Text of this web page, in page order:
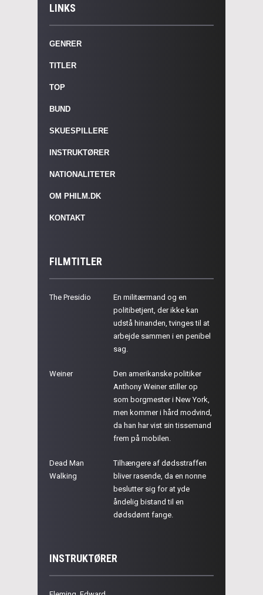
LINKS
GENRER
TITLER
TOP
BUND
SKUESPILLERE
INSTRUKTØRER
NATIONALITETER
OM PHILM.DK
KONTAKT
FILMTITLER
The Presidio
En militærmand og en
politibetjent, der ikke kan
udstå hinanden, tvinges til at
arbejde sammen i en penibel
sag.
Weiner
Den amerikanske politiker
Anthony Weiner stiller op
som borgmester i New York,
men kommer i hård modvind,
da han har vist sin tissemand
frem på mobilen.
Dead Man
Walking
Tilhængere af dødsstraffen
bliver rasende, da en nonne
beslutter sig for at yde
åndelig bistand til en
dødsdømt fange.
INSTRUKTØRER